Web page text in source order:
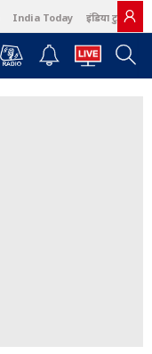
India Today इंडिया टुडे हिंदी